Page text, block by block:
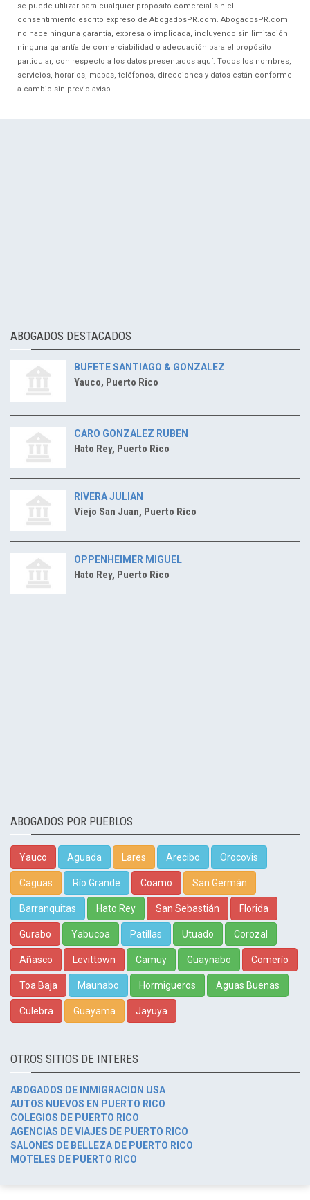
se puede utilizar para cualquier propósito comercial sin el
consentimiento escrito expreso de AbogadosPR.com. AbogadosPR.com
no hace ninguna garantía, expresa o implicada, incluyendo sin limitación
ninguna garantía de comerciabilidad o adecuación para el propósito
particular, con respecto a los datos presentados aquí. Todos los nombres,
servicios, horarios, mapas, teléfonos, direcciones y datos están conforme
a cambio sin previo aviso.
ABOGADOS DESTACADOS
BUFETE SANTIAGO & GONZALEZ
Yauco, Puerto Rico
CARO GONZALEZ RUBEN
Hato Rey, Puerto Rico
RIVERA JULIAN
Víejo San Juan, Puerto Rico
OPPENHEIMER MIGUEL
Hato Rey, Puerto Rico
ABOGADOS POR PUEBLOS
Yauco Aguada Lares Arecibo Orocovis
Caguas Río Grande Coamo San Germán
Barranquitas Hato Rey San Sebastián Florida
Gurabo Yabucoa Patillas Utuado Corozal
Añasco Levittown Camuy Guaynabo Comerío
Toa Baja Maunabo Hormigueros Aguas Buenas
Culebra Guayama Jayuya
OTROS SITIOS DE INTERES
ABOGADOS DE INMIGRACION USA
AUTOS NUEVOS EN PUERTO RICO
COLEGIOS DE PUERTO RICO
AGENCIAS DE VIAJES DE PUERTO RICO
SALONES DE BELLEZA DE PUERTO RICO
MOTELES DE PUERTO RICO